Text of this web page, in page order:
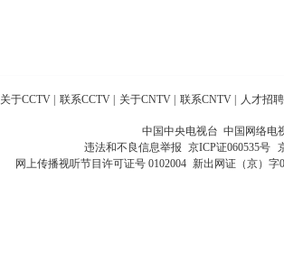
关于CCTV 联系CCTV 关于CNTV 联系CNTV 人才招聘
中国中央电视台 中国网络电
违法和不良信息举报 京ICP证060535号
网上传播视听节目许可证号 0102004 新出网证（京）